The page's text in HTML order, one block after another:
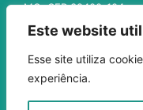
Este website
Esse site utiliza
experiência.
MG. CEP 39400-104
Av. Afonso Pena, 547 -